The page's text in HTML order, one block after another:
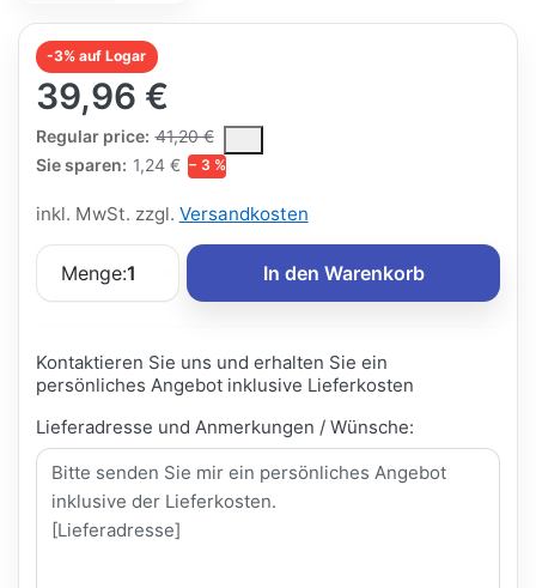
-3% auf Logar
39,96 €
Regular price: 41,20 €
The Regular Price is the median selling price paid by
Sie sparen: 1,24 € − 3 %
inkl. MwSt. zzgl. Versandkosten
Menge:1 In den Warenkorb
Kontaktieren Sie uns und erhalten Sie ein
persönliches Angebot inklusive Lieferkosten
Lieferadresse und Anmerkungen / Wünsche: